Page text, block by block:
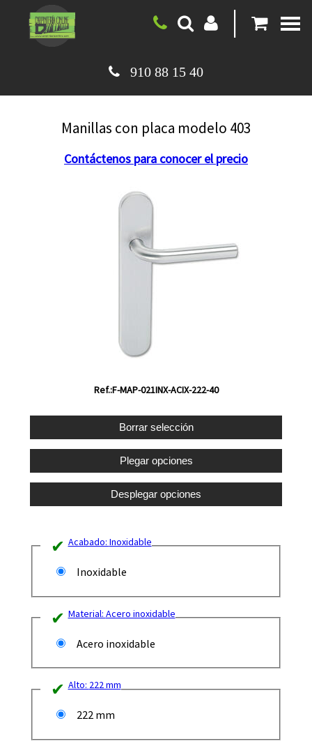
|
910 88 15 40
Manillas con placa modelo 403
Contáctenos para conocer el precio
Ref.:F-MAP-021INX-ACIX-222-40
Acabado: Inoxidable
Inoxidable
Material: Acero inoxidable
Acero inoxidable
Alto: 222 mm
222 mm